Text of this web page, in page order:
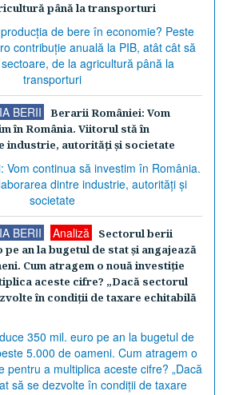
până la transporturi
BERII
Berarii României: Vom
în România. Viitorul stă în
industrie, autorităţi şi societate
BERII Analiză
Sectorul berii
pe an la bugetul de stat şi angajează
Cum atragem o nouă investiţie
aceste cifre? „Dacă sectorul
în condiţii de taxare echitabilă